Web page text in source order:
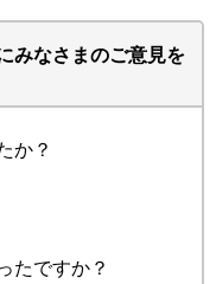
みなさまのご意見を
か？
たですか？